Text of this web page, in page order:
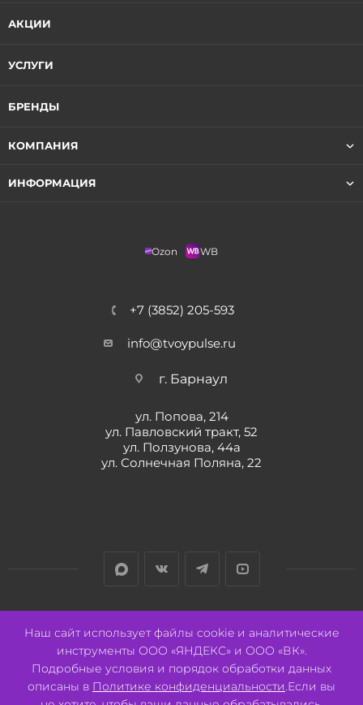
АКЦИИ
УСЛУГИ
БРЕНДЫ
КОМПАНИЯ
ИНФОРМАЦИЯ
Ozon WB
+7 (3852) 205-593
info@tvoypulse.ru
г. Барнаул
ул. Попова, 214
ул. Павловский тракт, 52
ул. Ползунова, 44а
ул. Солнечная Поляна, 22
Разработано:Авалон
Наш сайт использует файлы cookie и аналитические
инструменты ООО «ЯНДЕКС» и ООО «ВК».
Подробные условия и порядок обработки данных
описаны в Политике конфиденциальности.Если вы